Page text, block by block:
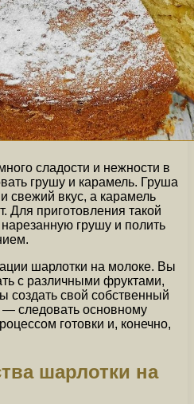
сладости и нежности в
грушу и карамель. Груша
свежий вкус, а карамель
Для приготовления такой
грушу и полить
шарлотки на молоке. Вы
с различными фруктами,
создать свой собственный
— следовать основному
готовки и, конечно,
шарлотки на